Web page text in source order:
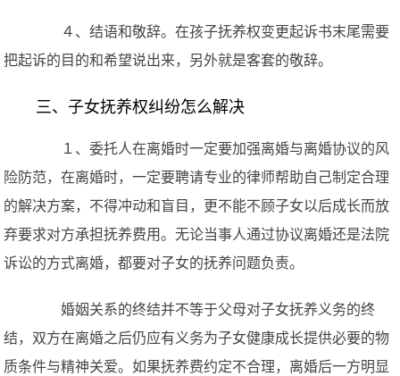
４、结语和敬辞。在孩子抚养权变更起诉书末尾需要
把起诉的目的和希望说出来，另外就是客套的敬辞。
三、子女抚养权纠纷怎么解决
１、委托人在离婚时一定要加强离婚与离婚协议的风
险防范，在离婚时，一定要聘请专业的律师帮助自己制定合理
的解决方案，不得冲动和盲目，更不能不顾子女以后成长而放
弃要求对方承担抚养费用。无论当事人通过协议离婚还是法院
诉讼的方式离婚，都要对子女的抚养问题负责。
婚姻关系的终结并不等于父母对子女抚养义务的终
结，双方在离婚之后仍应有义务为子女健康成长提供必要的物
质条件与精神关爱。如果抚养费约定不合理，离婚后一方明显